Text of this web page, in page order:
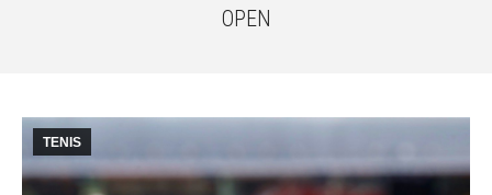
OPEN
TENIS